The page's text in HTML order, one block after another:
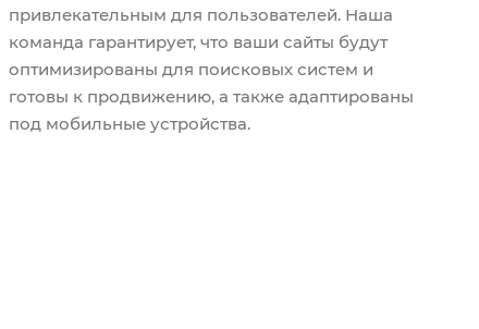
привлекательным для пользователей. Наша
команда гарантирует, что ваши сайты будут
оптимизированы для поисковых систем и
готовы к продвижению, а также адаптированы
под мобильные устройства.